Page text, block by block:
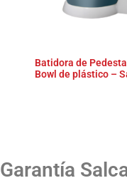
Batidora de
Bowl de plástico –
Garantía